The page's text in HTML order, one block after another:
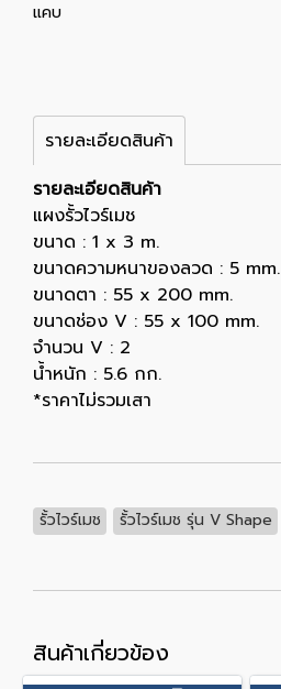
แคบ
รายละเอียดสินค้า
รายละเอียดสินค้า
แผงรั้วไวร์เมช
ขนาด : 1 x 3 m.
ขนาดความหนาของลวด : 5 mm.
ขนาดตา : 55 x 200 mm.
ขนาดช่อง V : 55 x 100 mm.
จำนวน V : 2
น้ำหนัก : 5.6 กก.
*ราคาไม่รวมเสา
รั้วไวร์เมช รั้วไวร์เมช รุ่น V Shape
สินค้าเกี่ยวข้อง